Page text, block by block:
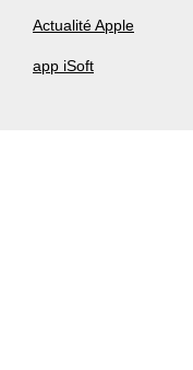
Actualité Apple
app iSoft